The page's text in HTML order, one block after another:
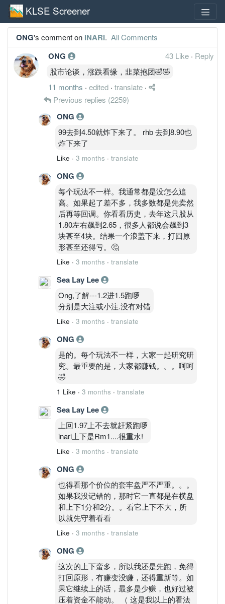
KLSE Screener
ONG's comment on INARI. All Comments
ONG 43 Like · Reply
股市论谈，涨跌看缘，韭菜抱团🤣🤣
11 months · edited · translate ·
Previous replies (2259)
ONG
99去到4.50就炸下来了。 rhb 去到8.90也
炸下来了
Like · 3 months · translate
ONG
每个玩法不一样。我通常都是没怎么追
高。如果起了差不多，我多数都是先卖然
后再等回调。你看看历史，去年这只股从
1.80左右飙到2.65，很多人都说会飙到3
块甚至4块。结果一个浪盖下来，打回原
形甚至还得亏。🤔
Like · 3 months · translate
Sea Lay Lee
Ong,了解---1.2进1.5跑啰
分别是大注或小注.没有对错
Like · 3 months · translate
ONG
是的。每个玩法不一样，大家一起研究研
究。最重要的是，大家都赚钱。。。呵呵
🤣
1 Like · 3 months · translate
Sea Lay Lee
上回1.97上不去就赶紧跑啰
inari上下是Rm1....很重水!
Like · 3 months · translate
ONG
也得看那个价位的套牢盘严不严重。。。
如果我没记错的，那时它一直都是在横盘
和上下1分和2分。。看它上下不大，所
以就先守着看看
Like · 3 months · translate
ONG
这次的上下蛮多，所以我还是先跑，免得
打回原形，有赚变没赚，还得重新等。如
果它继续上的话，最多是少赚，也好过被
压着资金不能动。 （ 这是我以上的看法